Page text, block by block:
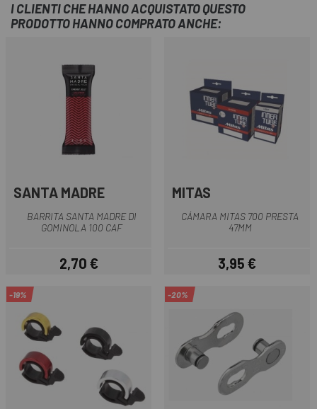
I CLIENTI CHE HANNO ACQUISTATO QUESTO
PRODOTTO HANNO COMPRATO ANCHE:
SANTA MADRE
BARRITA SANTA MADRE DI
GOMINOLA 100 CAF
Prezzo
2,70 €
MITAS
CÁMARA MITAS 700 PRESTA
47MM
Prezzo
3,95 €
-19% -20%